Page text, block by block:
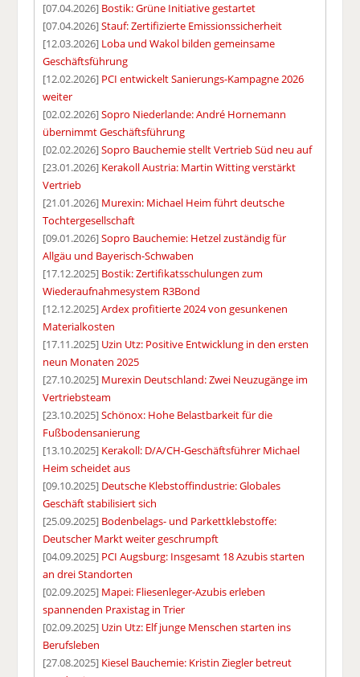
[07.04.2026] Bostik: Grüne Initiative gestartet
[07.04.2026]Stauf: Zertifizierte Emissionssicherheit
[12.03.2026] Loba und Wakol bilden gemeinsame
Geschäftsführung
[12.02.2026] PCI entwickelt Sanierungs-Kampagne 2026
weiter
[02.02.2026]Sopro Niederlande: André Hornemann
übernimmt Geschäftsführung
[02.02.2026]Sopro Bauchemie stellt Vertrieb Süd neu auf
[23.01.2026] Kerakoll Austria: Martin Witting verstärkt
Vertrieb
[21.01.2026] Murexin: Michael Heim führt deutsche
Tochtergesellschaft
[09.01.2026]Sopro Bauchemie: Hetzel zuständig für
Allgäu und Bayerisch-Schwaben
[17.12.2025] Bostik: Zertifikatsschulungen zum
Wiederaufnahmesystem R3Bond
[12.12.2025]Ardex profitierte 2024 von gesunkenen
Materialkosten
[17.11.2025] Uzin Utz: Positive Entwicklung in den ersten
neun Monaten 2025
[27.10.2025] Murexin Deutschland: Zwei Neuzugänge im
Vertriebsteam
[23.10.2025]Schönox: Hohe Belastbarkeit für die
Fußbodensanierung
[13.10.2025] Kerakoll: D/A/CH-Geschäftsführer Michael
Heim scheidet aus
[09.10.2025] Deutsche Klebstoffindustrie: Globales
Geschäft stabilisiert sich
[25.09.2025] Bodenbelags- und Parkettklebstoffe:
Deutscher Markt weiter geschrumpft
[04.09.2025] PCI Augsburg: Insgesamt 18 Azubis starten
an drei Standorten
[02.09.2025] Mapei: Fliesenleger-Azubis erleben
spannenden Praxistag in Trier
[02.09.2025] Uzin Utz: Elf junge Menschen starten ins
Berufsleben
[27.08.2025] Kiesel Bauchemie: Kristin Ziegler betreut